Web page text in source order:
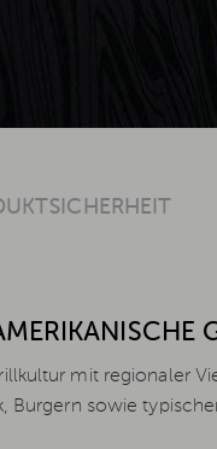
mit regionaler
Burgern sowie